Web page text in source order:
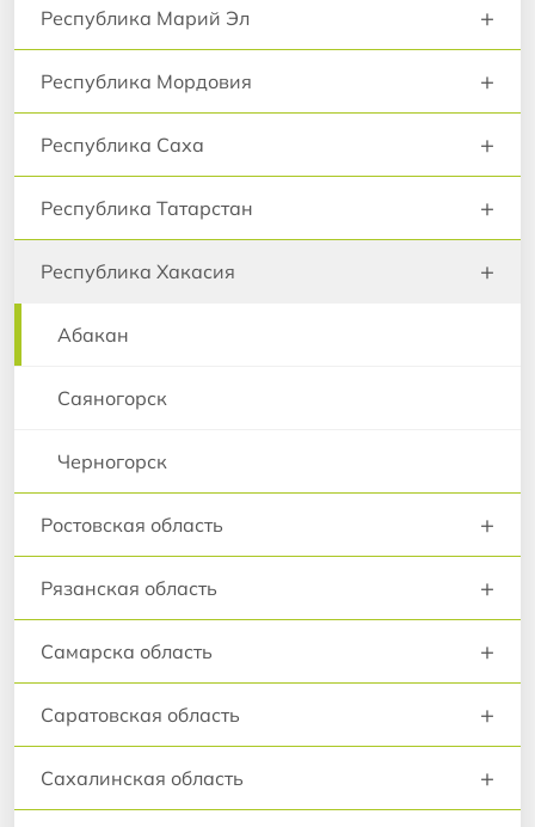
Республика Марий Эл +
Республика Мордовия +
Республика Саха +
Республика Татарстан +
Республика Хакасия +
Абакан
Саяногорск
Черногорск
Ростовская область +
Рязанская область +
Самарска область +
Саратовская область +
Сахалинская область +